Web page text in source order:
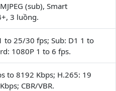
(sub), Smart
3 luồng.
to 25/30 fps; Sub: D1 1 to
1080P 1 to 6 fps.
to 8192 Kbps; H.265: 19
CBR/VBR.